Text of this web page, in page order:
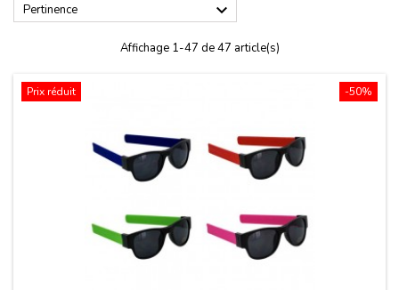
Pertinence 
Affichage 1-47 de 47 article(s)
-50%
Prix réduit